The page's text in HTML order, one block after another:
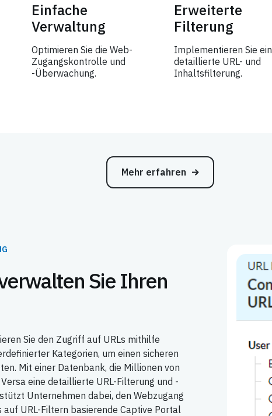
Einfache
Verwaltung
Optimieren Sie die Web-
Zugangskontrolle und
-Überwachung.
Erweiterte
Filterung
Implementieren Sie
detaillierte URL- und
Inhaltsfilterung.
Mehr erfahren
Sie Ihren
Sie den Zugriff auf URLs mithilfe
Kategorien, um einen sicheren
Mit einer Datenbank, die Millionen von
eine detaillierte URL-Filterung und -
Unternehmen dabei, den Webzugang
URL-Filtern basierende Captive Portal